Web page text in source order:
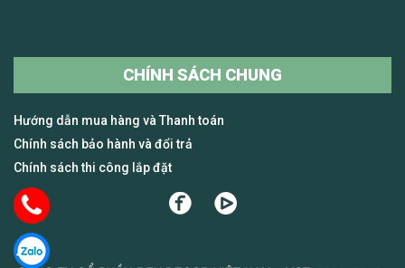
CHÍNH SÁCH CHUNG
Hướng dẫn mua hàng và Thanh toán
Chính sách bảo hành và đổi trả
Chính sách thi công lắp đặt